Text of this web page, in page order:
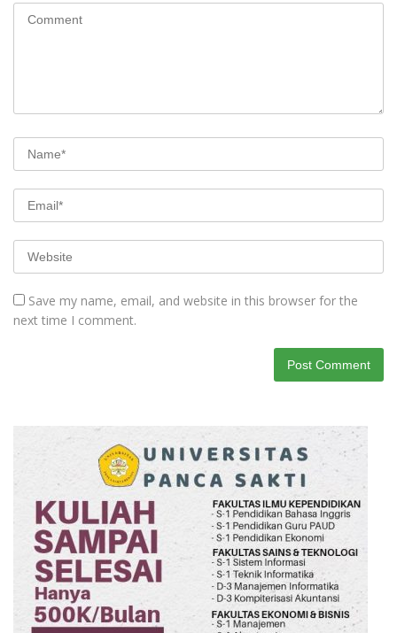
Save my name, email, and website in this browser for the
next time I comment.